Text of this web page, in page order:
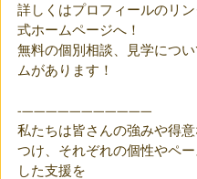
詳しくはプロフィールのリ
式ホームページへ！
無料の個別相談、見学につ
ムがあります！
-———————————
私たちは皆さんの強みや得
つけ、それぞれの個性やペ
した支援を